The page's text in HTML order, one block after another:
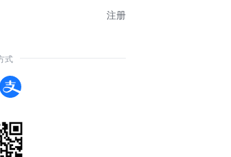
注册
式